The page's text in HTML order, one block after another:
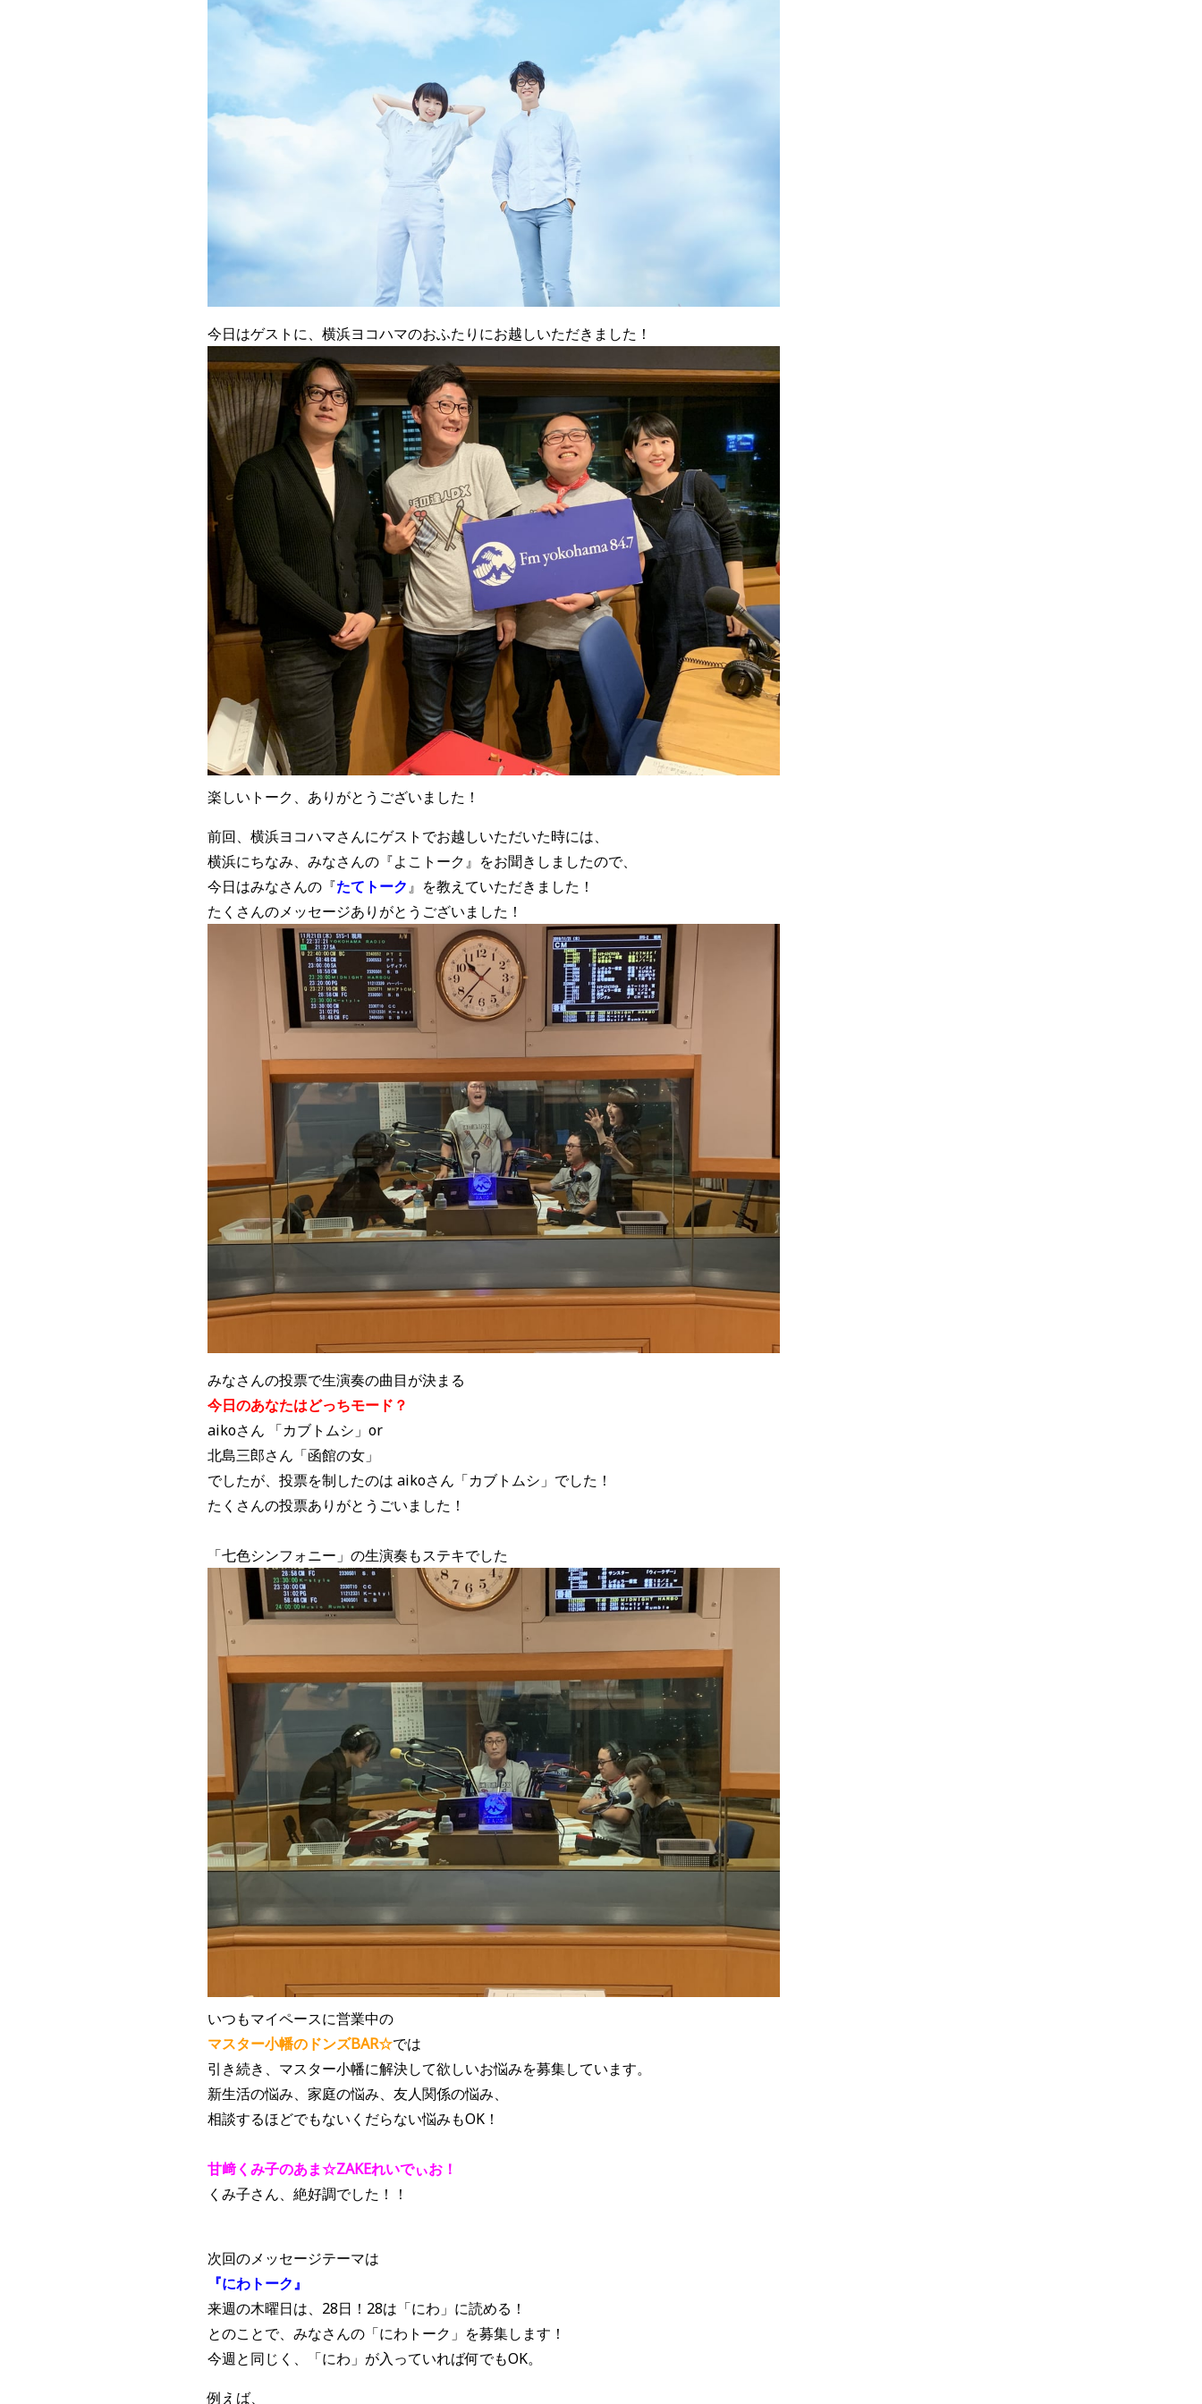
今日はゲストに、横浜ヨコハマのおふたりにお越しいただきました！
楽しいトーク、ありがとうございました！
前回、横浜ヨコハマさんにゲストでお越しいただいた時には、
横浜にちなみ、みなさんの『よこトーク』をお聞きしましたので、
今日はみなさんの『たてトーク』を教えていただきました！
たくさんのメッセージありがとうございました！
みなさんの投票で生演奏の曲目が決まる
今日のあなたはどっちモード？
aikoさん 「カブトムシ」or
北島三郎さん「函館の女」
でしたが、投票を制したのは aikoさん「カブトムシ」でした！
たくさんの投票ありがとうごいました！
「七色シンフォニー」の生演奏もステキでした
いつもマイペースに営業中の
マスター小幡のドンズBAR☆では
引き続き、マスター小幡に解決して欲しいお悩みを募集しています。
新生活の悩み、家庭の悩み、友人関係の悩み、
相談するほどでもないくだらない悩みもOK！
甘﨑くみ子のあま☆ZAKEれいでぃお！
くみ子さん、絶好調でした！！
次回のメッセージテーマは
『にわトーク』
来週の木曜日は、28日！28は「にわ」に読める！
とのことで、みなさんの「にわトーク」を募集します！
今週と同じく、「にわ」が入っていれば何でもOK。
例えば、